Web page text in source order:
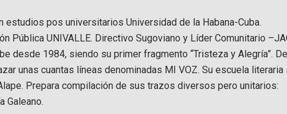
estudios pos universitarios Universidad de la Habana-Cuba.
Pública UNIVALLE. Directivo Sugoviano y Líder Comunitario
desde 1984, siendo su primer fragmento “Tristeza y Alegría”.
unas cuantas líneas denominadas MI VOZ. Su escuela literaria
Prepara compilación de sus trazos diversos pero unitarios:
Galeano.